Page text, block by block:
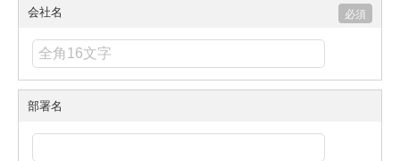
会社名
部署名